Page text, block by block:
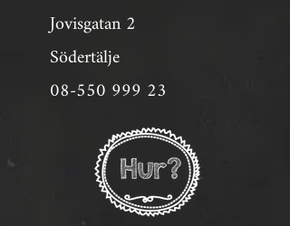
Jovisgatan 2
Södertälje
08-550 999 23